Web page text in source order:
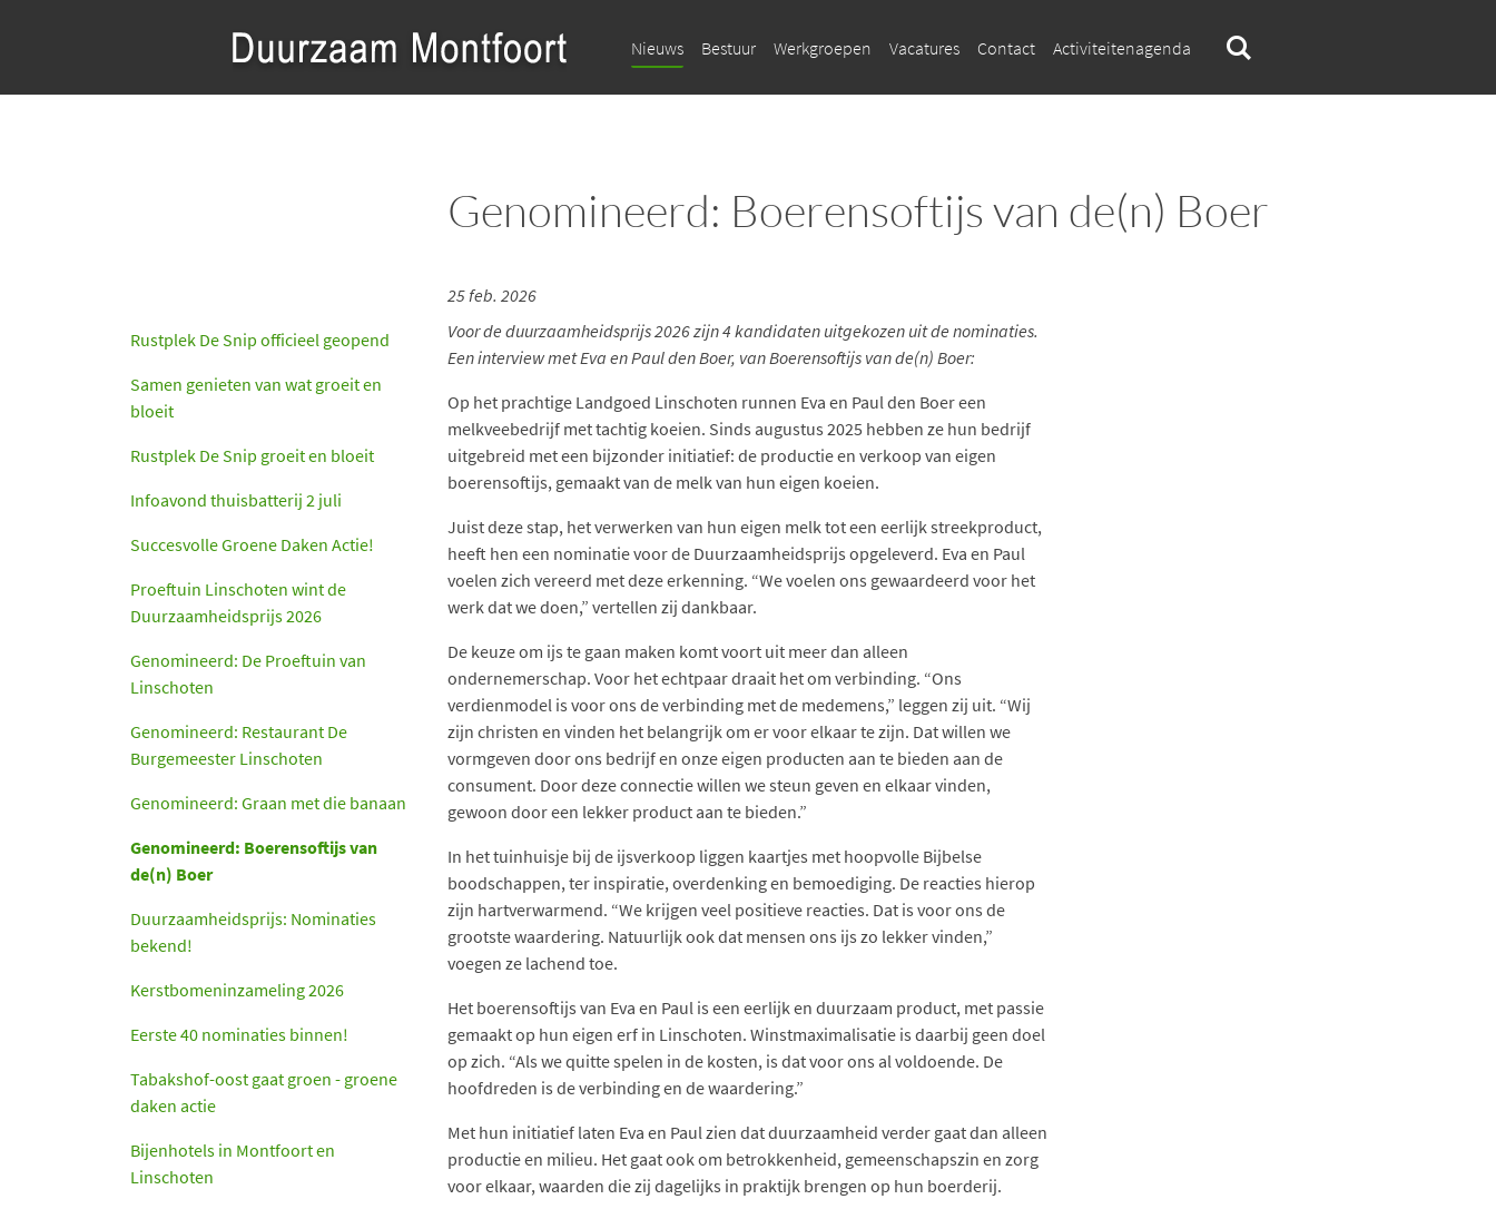
Nieuws Bestuur Werkgroepen Vacatures Contact Activiteitenagenda
Genomineerd: Boerensoftijs van de(n) Boer
25 feb. 2026
Voor de duurzaamheidsprijs 2026 zijn 4 kandidaten uitgekozen uit de nominaties.
Een interview met Eva en Paul den Boer, van Boerensoftijs van de(n) Boer:
Op het prachtige Landgoed Linschoten runnen Eva en Paul den Boer een
melkveebedrijf met tachtig koeien. Sinds augustus 2025 hebben ze hun bedrijf
uitgebreid met een bijzonder initiatief: de productie en verkoop van eigen
boerensoftijs, gemaakt van de melk van hun eigen koeien.
Juist deze stap, het verwerken van hun eigen melk tot een eerlijk streekproduct,
heeft hen een nominatie voor de Duurzaamheidsprijs opgeleverd. Eva en Paul
voelen zich vereerd met deze erkenning. “We voelen ons gewaardeerd voor het
werk dat we doen,” vertellen zij dankbaar.
De keuze om ijs te gaan maken komt voort uit meer dan alleen
ondernemerschap. Voor het echtpaar draait het om verbinding. “Ons
verdienmodel is voor ons de verbinding met de medemens,” leggen zij uit. “Wij
zijn christen en vinden het belangrijk om er voor elkaar te zijn. Dat willen we
vormgeven door ons bedrijf en onze eigen producten aan te bieden aan de
consument. Door deze connectie willen we steun geven en elkaar vinden,
gewoon door een lekker product aan te bieden.”
In het tuinhuisje bij de ijsverkoop liggen kaartjes met hoopvolle Bijbelse
boodschappen, ter inspiratie, overdenking en bemoediging. De reacties hierop
zijn hartverwarmend. “We krijgen veel positieve reacties. Dat is voor ons de
grootste waardering. Natuurlijk ook dat mensen ons ijs zo lekker vinden,”
voegen ze lachend toe.
Het boerensoftijs van Eva en Paul is een eerlijk en duurzaam product, met passie
gemaakt op hun eigen erf in Linschoten. Winstmaximalisatie is daarbij geen doel
op zich. “Als we quitte spelen in de kosten, is dat voor ons al voldoende. De
hoofdreden is de verbinding en de waardering.”
Met hun initiatief laten Eva en Paul zien dat duurzaamheid verder gaat dan alleen
productie en milieu. Het gaat ook om betrokkenheid, gemeenschapszin en zorg
voor elkaar, waarden die zij dagelijks in praktijk brengen op hun boerderij.
Rustplek De Snip officieel geopend
Samen genieten van wat groeit en
bloeit
Rustplek De Snip groeit en bloeit
Infoavond thuisbatterij 2 juli
Succesvolle Groene Daken Actie!
Proeftuin Linschoten wint de
Duurzaamheidsprijs 2026
Genomineerd: De Proeftuin van
Linschoten
Genomineerd: Restaurant De
Burgemeester Linschoten
Genomineerd: Graan met die banaan
Genomineerd: Boerensoftijs van
de(n) Boer
Duurzaamheidsprijs: Nominaties
bekend!
Kerstbomeninzameling 2026
Eerste 40 nominaties binnen!
Tabakshof-oost gaat groen - groene
daken actie
Bijenhotels in Montfoort en
Linschoten